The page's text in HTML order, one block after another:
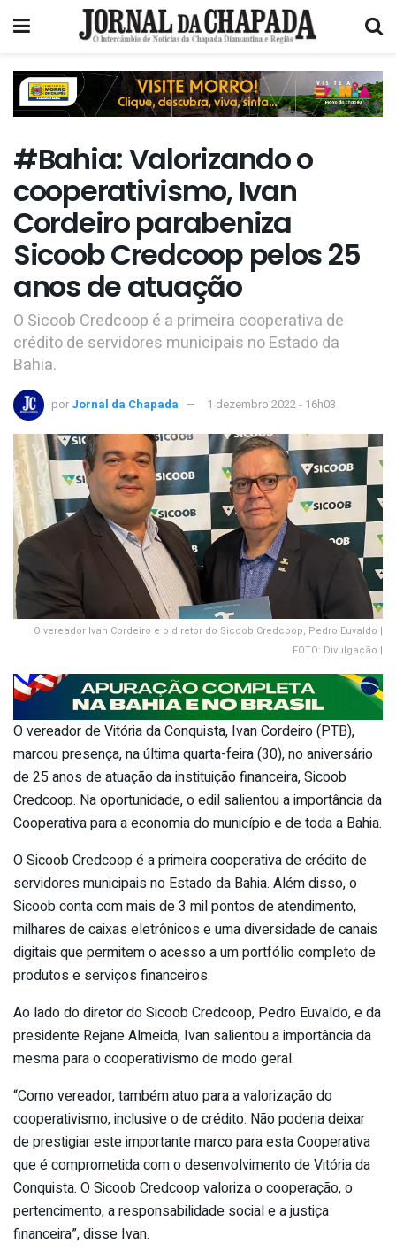
#Bahia: Valorizando o
cooperativismo, Ivan
Cordeiro parabeniza
Sicoob Credcoop pelos 25
anos de atuação
O Sicoob Credcoop é a primeira cooperativa de
crédito de servidores municipais no Estado da
Bahia.
por Jornal da Chapada 1 dezembro 2022 - 16h03
O vereador Ivan Cordeiro e o diretor do Sicoob Credcoop, Pedro Euvaldo |
FOTO: Divulgação |
O vereador de Vitória da Conquista, Ivan Cordeiro (PTB),
marcou presença, na última quarta-feira (30), no aniversário
de 25 anos de atuação da instituição financeira, Sicoob
Credcoop. Na oportunidade, o edil salientou a importância da
Cooperativa para a economia do município e de toda a Bahia.
O Sicoob Credcoop é a primeira cooperativa de crédito de
servidores municipais no Estado da Bahia. Além disso, o
Sicoob conta com mais de 3 mil pontos de atendimento,
milhares de caixas eletrônicos e uma diversidade de canais
digitais que permitem o acesso a um portfólio completo de
produtos e serviços financeiros.
Ao lado do diretor do Sicoob Credcoop, Pedro Euvaldo, e da
presidente Rejane Almeida, Ivan salientou a importância da
mesma para o cooperativismo de modo geral.
“Como vereador, também atuo para a valorização do
cooperativismo, inclusive o de crédito. Não poderia deixar
de prestigiar este importante marco para esta Cooperativa
que é comprometida com o desenvolvimento de Vitória da
Conquista. O Sicoob Credcoop valoriza o cooperação, o
pertencimento, a responsabilidade social e a justiça
financeira”, disse Ivan.